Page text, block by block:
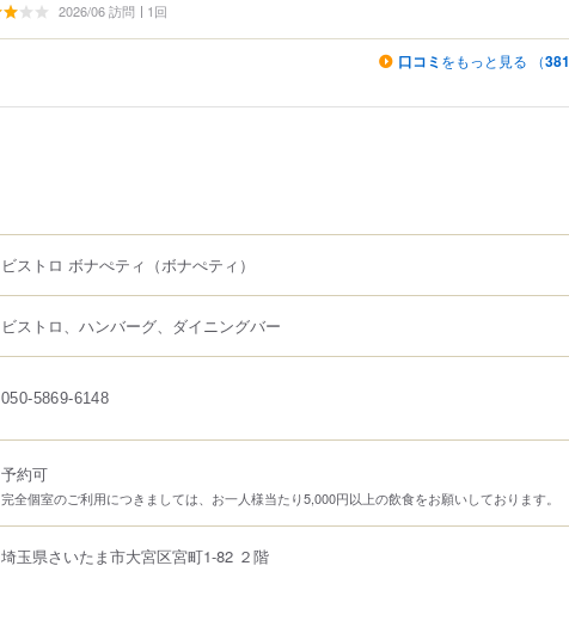
2026/06 訪問 1回
口コミ をもっと見る （381
ビストロ ボナぺティ （ボナぺティ）
ビストロ、ハンバーグ、ダイニングバー
050-5869-6148
予約可
完全個室のご利用につきましては、お一人様当たり5,000円以上の飲食をお願いしております。
埼玉県さいたま市大宮区宮町1-82 ２階